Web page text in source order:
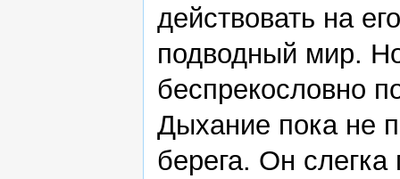
действовать на
подводный мир.
беспрекословно
Дыхание пока не
берега. Он слегка